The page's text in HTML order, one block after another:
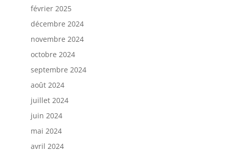
février 2025
décembre 2024
novembre 2024
octobre 2024
septembre 2024
août 2024
juillet 2024
juin 2024
mai 2024
avril 2024